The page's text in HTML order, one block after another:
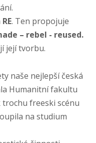
RE. Ten propojuje
– rebel - reused.
její tvorbu.
naše nejlepší česká
Humanitní fakultu
freeski scénu
na studium